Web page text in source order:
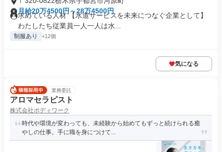
月給20万4500円～28万4500円
求めている人材 【水道サービスを未来につなぐ企業として】
わたしたち従業員一人一人は水...
制服あり +12個
気になる
業務委託
アロマセラピスト
株式会社ボディワーク
時代や環境が変わっても、未経験から始めてもずっと続けられる癒
やしの仕事。手に職を身につけて...